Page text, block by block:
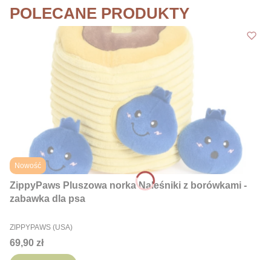
POLECANE PRODUKTY
Nowość
ZippyPaws Pluszowa norka Naleśniki z borówkami -
zabawka dla psa
PRODUCENT
ZIPPYPAWS (USA)
Cena
69,90 zł